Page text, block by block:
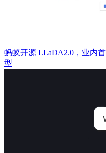
蚂蚁开源 LLaDA2.0，业内
型